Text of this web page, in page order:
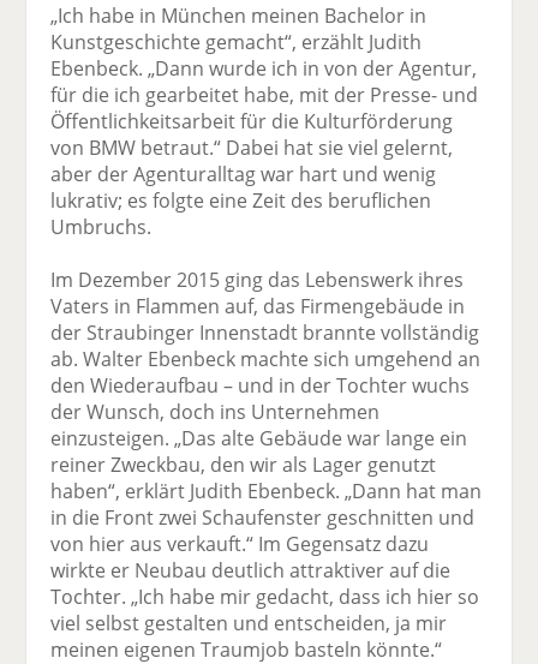
„Ich habe in München meinen Bachelor in
Kunstgeschichte gemacht“, erzählt Judith
Ebenbeck. „Dann wurde ich in von der Agentur,
für die ich gearbeitet habe, mit der Presse- und
Öffentlichkeitsarbeit für die Kulturförderung
von BMW betraut.“ Dabei hat sie viel gelernt,
aber der Agenturalltag war hart und wenig
lukrativ; es folgte eine Zeit des beruflichen
Umbruchs.
Im Dezember 2015 ging das Lebenswerk ihres
Vaters in Flammen auf, das Firmengebäude in
der Straubinger Innenstadt brannte voll­ständig
ab. Walter Ebenbeck machte sich umgehend an
den Wiederaufbau – und in der Tochter wuchs
der Wunsch, doch ins Unternehmen
einzusteigen. „Das alte Gebäude war lange ein
reiner Zweckbau, den wir als Lager genutzt
haben“, erklärt Judith Ebenbeck. „Dann hat man
in die Front zwei Schau­fenster geschnitten und
von hier aus verkauft.“ Im Gegensatz dazu
wirkte er Neubau deutlich attraktiver auf die
Tochter. „Ich habe mir gedacht, dass ich hier so
viel selbst gestalten und entscheiden, ja mir
meinen eigenen Traumjob basteln könnte.“